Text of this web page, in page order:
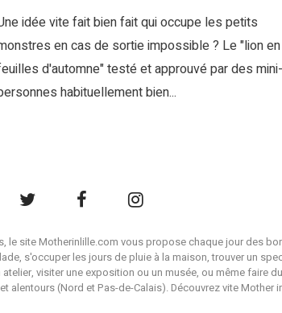
idée vite fait bien fait qui occupe les petits
en cas de sortie impossible ? Le "lion en
d'automne" testé et approuvé par des mini-
habituellement bien...
le site Motherinlille.com vous propose chaque jour des
s'occuper les jours de pluie à la maison, trouver un
visiter une exposition ou un musée, ou même faire
alentours (Nord et Pas-de-Calais). Découvrez vite Mother